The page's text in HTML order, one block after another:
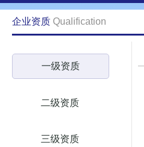
企业资质 Qualification
一级资质
二级资质
三级资质